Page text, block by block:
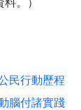
。）
民行動歷程
腦付諸實踐